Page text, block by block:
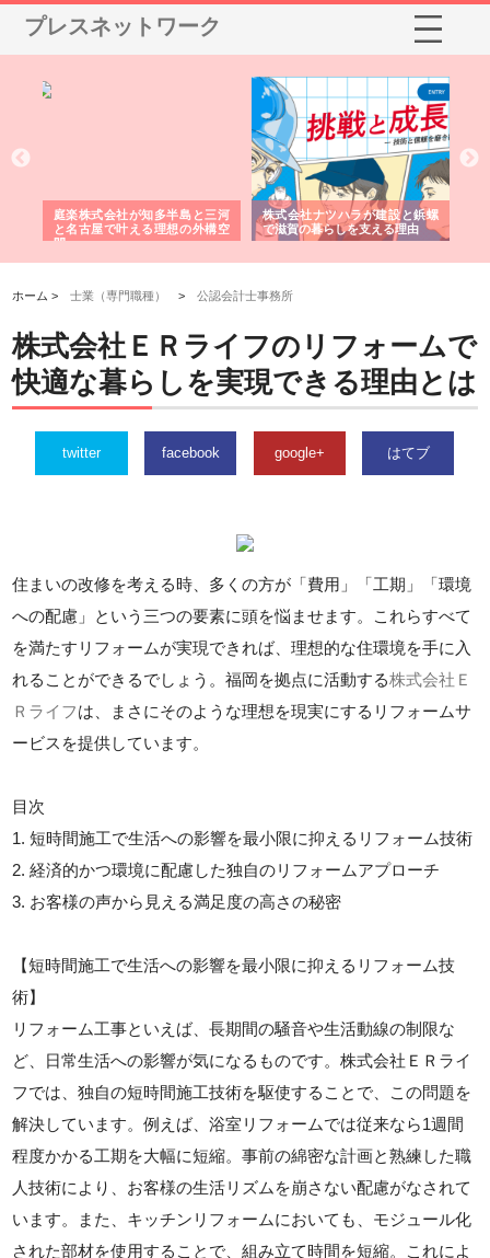
プレスネットワーク
庭楽株式会社が知多半島と三河
と名古屋で叶える理想の外構空
間
株式会社ナツハラが建設と鋲螺
で滋賀の暮らしを支える理由
ホーム >士業（専門職種） >公認会計士事務所
株式会社ＥＲライフのリフォームで
快適な暮らしを実現できる理由とは
twitter facebook google+ はてブ
住まいの改修を考える時、多くの方が「費用」「工期」「環境
への配慮」という三つの要素に頭を悩ませます。これらすべて
を満たすリフォームが実現できれば、理想的な住環境を手に入
れることができるでしょう。福岡を拠点に活動する株式会社Ｅ
Ｒライフは、まさにそのような理想を現実にするリフォームサ
ービスを提供しています。
目次
1. 短時間施工で生活への影響を最小限に抑えるリフォーム技術
2. 経済的かつ環境に配慮した独自のリフォームアプローチ
3. お客様の声から見える満足度の高さの秘密
【短時間施工で生活への影響を最小限に抑えるリフォーム技
術】
リフォーム工事といえば、長期間の騒音や生活動線の制限な
ど、日常生活への影響が気になるものです。株式会社ＥＲライ
フでは、独自の短時間施工技術を駆使することで、この問題を
解決しています。例えば、浴室リフォームでは従来なら1週間
程度かかる工期を大幅に短縮。事前の綿密な計画と熟練した職
人技術により、お客様の生活リズムを崩さない配慮がなされて
います。また、キッチンリフォームにおいても、モジュール化
された部材を使用することで、組み立て時間を短縮。これによ